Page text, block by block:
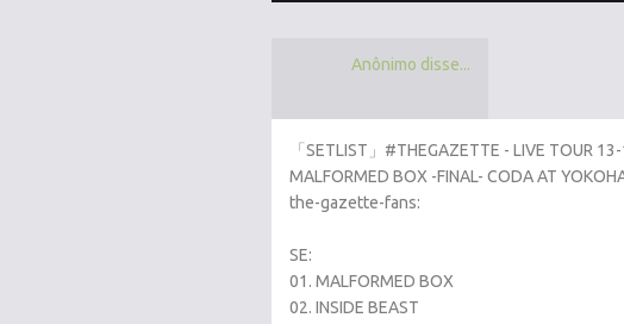
Anônimo disse...
「SETLIST」#THEGAZETTE - LIVE TOUR
MALFORMED BOX -FINAL- CODA AT
the-gazette-fans:
SE:
01. MALFORMED BOX
02. INSIDE BEAST